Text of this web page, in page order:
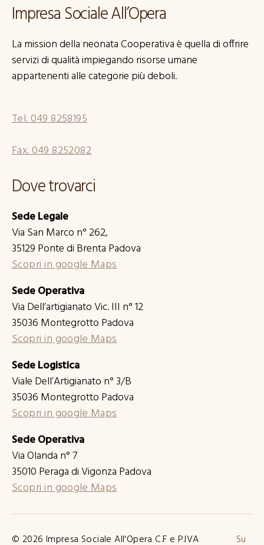
Impresa Sociale All’Opera
La mission della neonata Cooperativa è quella di offrire
servizi di qualità impiegando risorse umane
appartenenti alle categorie più deboli.
Tel. 049 8258195
Fax. 049 8252082
Dove trovarci
Sede Legale
Via San Marco n° 262,
35129 Ponte di Brenta Padova
Scopri in google Maps
Sede Operativa
Via Dell’artigianato Vic. III n° 12
35036 Montegrotto Padova
Scopri in google Maps
Sede Logistica
Viale Dell’Artigianato n° 3/B
35036 Montegrotto Padova
Scopri in google Maps
Sede Operativa
Via Olanda n° 7
35010 Peraga di Vigonza Padova
Scopri in google Maps
© 2026 Impresa Sociale All'Opera C.F e P.IVA Su